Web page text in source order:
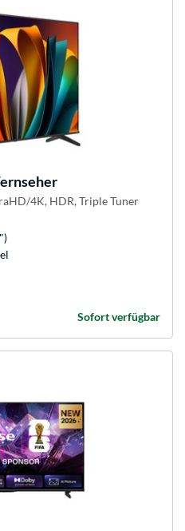
4K, HDR, Triple Tuner
Sofort verfügbar